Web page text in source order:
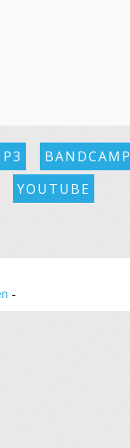
BANDCAMP
YOUTUBE
-